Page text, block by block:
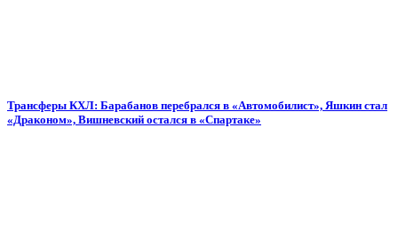
Трансферы КХЛ: Барабанов перебрался в «Автомобилист», Яшкин стал
«Драконом», Вишневский остался в «Спартаке»